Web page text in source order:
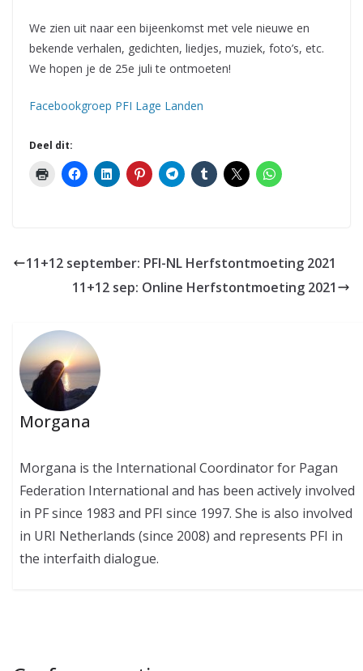
We zien uit naar een bijeenkomst met vele nieuwe en
bekende verhalen, gedichten, liedjes, muziek, foto’s, etc.
We hopen je de 25e juli te ontmoeten!
Facebookgroep PFI Lage Landen
Deel dit:
11+12 september: PFI-NL Herfstontmoeting 2021
11+12 sep: Online Herfstontmoeting 2021
Morgana
Morgana is the International Coordinator for Pagan
Federation International and has been actively involved
in PF since 1983 and PFI since 1997. She is also involved
in URI Netherlands (since 2008) and represents PFI in
the interfaith dialogue.